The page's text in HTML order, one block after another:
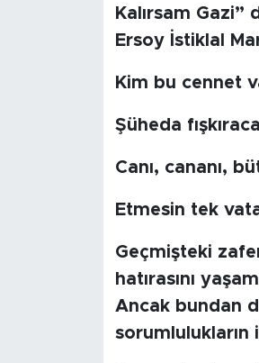
Kalırsam Gazi”
Ersoy İstiklal
Kim bu cennet
Şüheda
Canı, cananı,
Etmesin tek
Geçmişteki
hatırasını
Ancak bundan
sorumlulukların